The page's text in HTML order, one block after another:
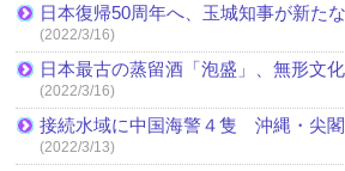
日本復帰50周年へ、玉城知事が新た
(2022/3/16)
日本最古の蒸留酒「泡盛」、無形文
(2022/3/16)
接続水域に中国海警４隻 沖縄・尖
(2022/3/13)